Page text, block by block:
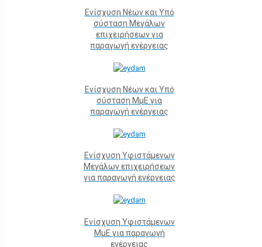
Ενίσχυση Νέων και Υπό
σύσταση Μεγάλων
επιχειρήσεων για
παραγωγή ενέργειας
Ενίσχυση Νέων και Υπό
σύσταση ΜμΕ για
παραγωγή ενέργειας
Ενίσχυση Υφιστάμενων
Μεγάλων επιχειρήσεων
για παραγωγή ενέργειας
Ενίσχυση Υφιστάμενων
ΜμΕ για παραγωγή
ενέργειας